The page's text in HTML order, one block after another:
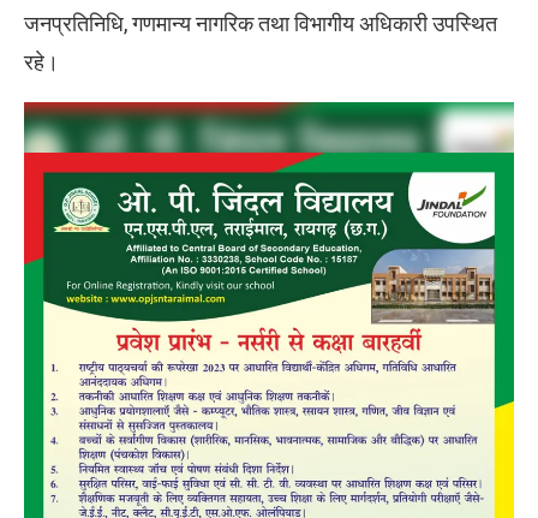
जनप्रतिनिधि, गणमान्य नागरिक तथा विभागीय अधिकारी उपस्थित
रहे।